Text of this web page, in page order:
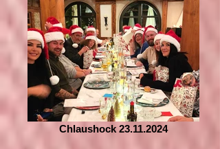
Chlaushock 23.11.2024